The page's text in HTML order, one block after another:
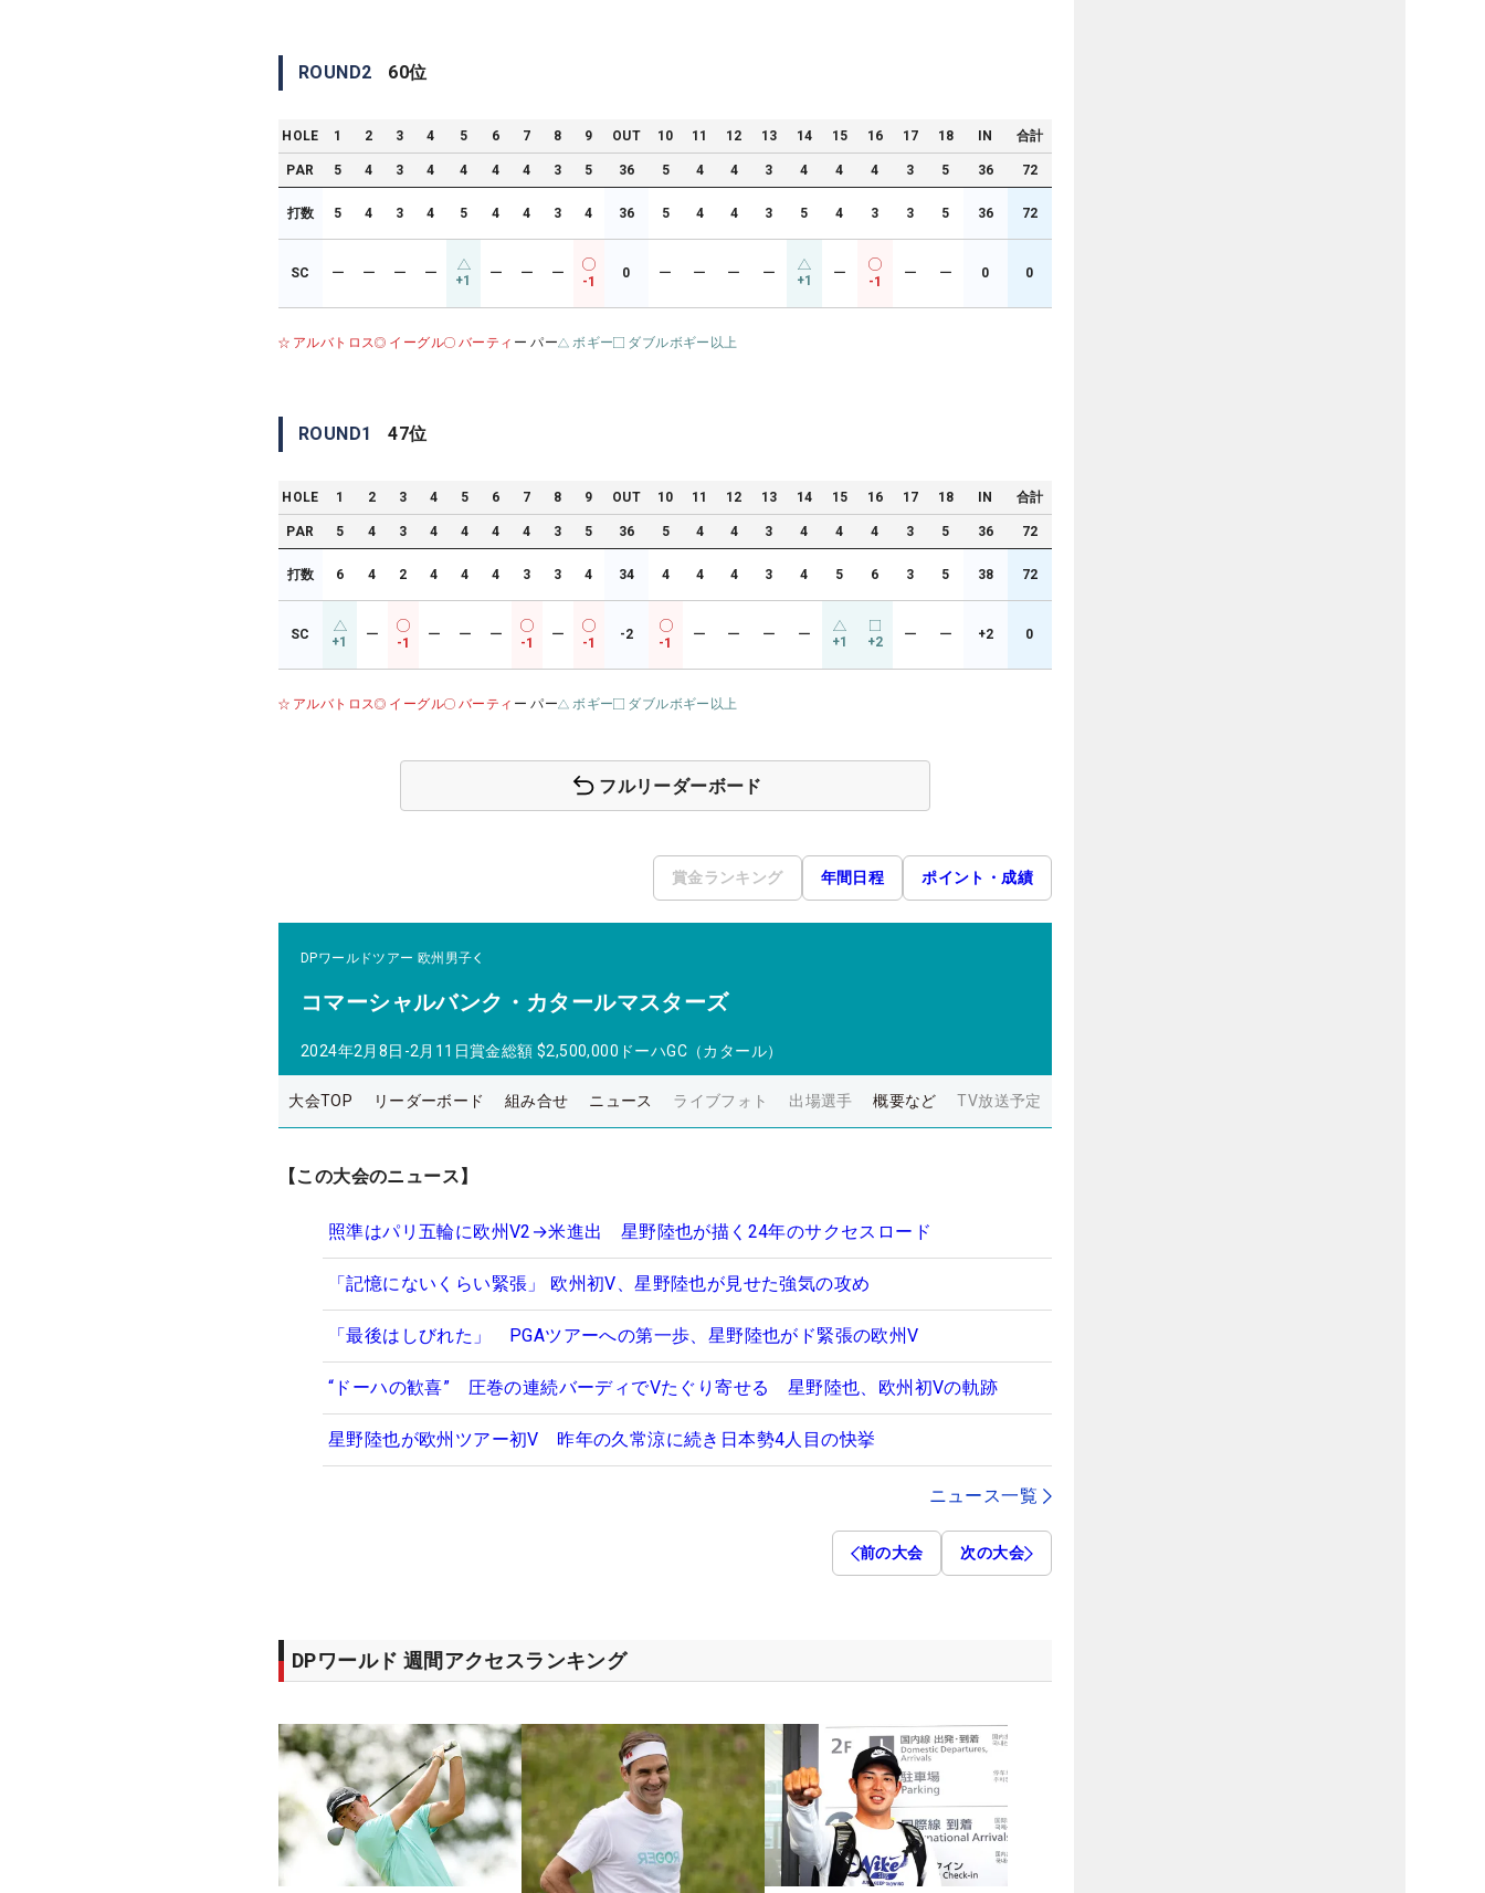
ROUND2 60位
HOLE 1 2 3 4 5 6 7 8 9 OUT 10 11 12 13 14 15 16 17 18 IN 合計
PAR 5 4 3 4 4 4 4 3 5 36 5 4 4 3 4 4 4 3 5 36 72
打数 5 4 3 4 5 4 4 3 4 36 5 4 4 3 5 4 3 3 5 36 72
SC ー ー ー ー +1 ー ー ー
-1
0 ー ー ー ー +1 ー
-1
ー ー 0 0
アルバトロス イーグル バーティ ー パー ボギー ダブルボギー以上
ROUND1 47位
HOLE 1 2 3 4 5 6 7 8 9 OUT 10 11 12 13 14 15 16 17 18 IN 合計
PAR 5 4 3 4 4 4 4 3 5 36 5 4 4 3 4 4 4 3 5 36 72
打数 6 4 2 4 4 4 3 3 4 34 4 4 4 3 4 5 6 3 5 38 72
SC +1 ー
-1
ー ー ー
-1
ー
-1
-2
-1
ー ー ー ー +1 +2 ー ー +2 0
アルバトロス イーグル バーティ ー パー ボギー ダブルボギー以上
フルリーダーボード
賞金ランキング 年間日程 ポイント・成績
DPワールドツアー 欧州男子
コマーシャルバンク・カタールマスターズ
2024年2月8日-2月11日賞金総額 $2,500,000 ドーハGC（カタール）
大会TOP リーダーボード 組み合せ ニュース ライブフォト 出場選手 概要など TV放送予定
【この大会のニュース】
照準はパリ五輪に欧州V2→米進出 星野陸也が描く24年のサクセスロード
「記憶にないくらい緊張」 欧州初V、星野陸也が見せた強気の攻め
「最後はしびれた」 PGAツアーへの第一歩、星野陸也がド緊張の欧州V
“ドーハの歓喜” 圧巻の連続バーディでVたぐり寄せる 星野陸也、欧州初Vの軌跡
星野陸也が欧州ツアー初V 昨年の久常涼に続き日本勢4人目の快挙
ニュース一覧
前の大会 次の大会
DPワールド 週間アクセスランキング